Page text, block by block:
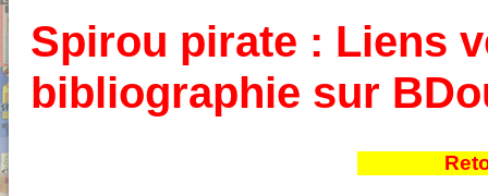
Spirou pirate : Liens
bibliographie sur